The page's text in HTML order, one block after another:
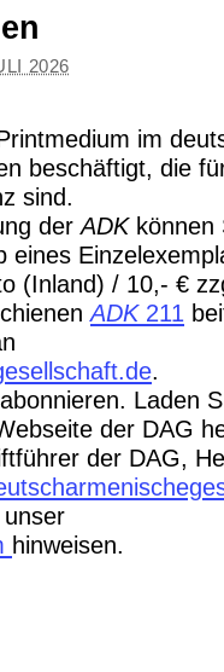
2026
im
beschäftigt, die
sind.
derADKkönnen
(Inland) / 10,- €
ADK 211
.
Laden
der DAG
der DAG,
hinweisen.